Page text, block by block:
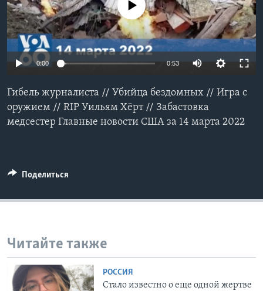
Learning English
СОЦИАЛЬНЫЕ СЕТИ
Языки
No media source currently available
0:00 0:53
Гибель журналиста // Убийца бездомных // Игра с
оружием // RIP Уильям Хёрт // Забастовка
медсестер Главные новости США за 14 марта 2022
Поделиться
Читайте также
РОССИЯ
Стало известно о еще одной жертве